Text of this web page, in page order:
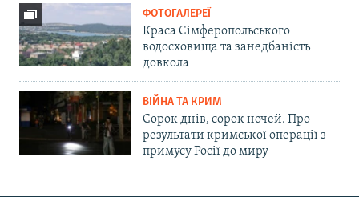
ФОТОГАЛЕРЕЇ
Краса Сімферопольського
водосховища та занедбаність
довкола
ВІЙНА ТА КРИМ
Сорок днів, сорок ночей. Про
результати кримської операції з
примусу Росії до миру